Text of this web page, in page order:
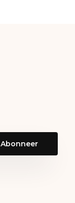
Abonneer